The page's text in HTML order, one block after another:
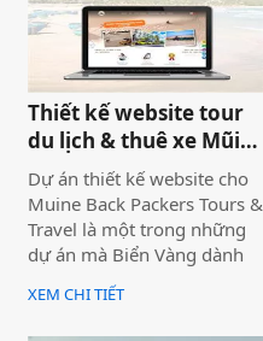
mất, dù năng lực kỹ thuật
của bạn hoàn toàn vượt
Thiết kế website tour
du lịch & thuê xe Mũi
Né
Dự án thiết kế website cho
Muine Back Packers Tours &
Travel là một trong những
dự án mà Biển Vàng dành
rất nhiều tâm huyết để triển
khai trọn vẹn cả về giao
XEM CHI TIẾT